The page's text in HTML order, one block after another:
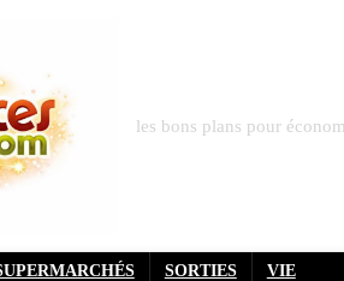
les bons plans pour
SORTIES
VIE